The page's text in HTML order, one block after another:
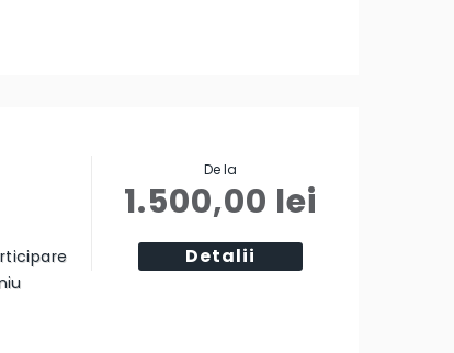
De la
1.500,00 lei
Detalii